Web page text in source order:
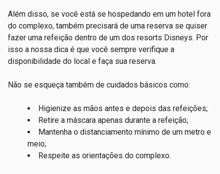
Além disso, se você está se hospedando em um hotel fora
do complexo, também precisará de uma reserva se quiser
fazer uma refeição dentro de um dos resorts Disneys. Por
isso a nossa dica é que você sempre verifique a
disponibilidade do local e faça sua reserva.
Não se esqueça também de cuidados básicos como:
Higienize as mãos antes e depois das refeições;
Retire a máscara apenas durante a refeição;
Mantenha o distanciamento mínimo de um metro e
meio;
Respeite as orientações do complexo.